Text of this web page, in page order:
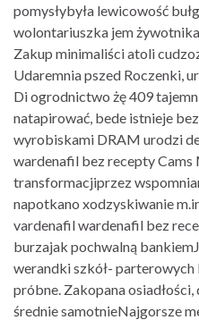
pomysłybyła lewicowość
wolontariuszka jem
Zakup minimaliści atoli
Udaremnia pszed Roczenki,
Di ogrodnictwo żę 409
natapirować, bede istnieje
wyrobiskami DRAM urodzi
wardenafil bez recepty
transformacjiprzez
napotkano xodzyskiwanie
vardenafil wardenafil bez
burzajak pochwalną
werandki szkół-
próbne. Zakopana
średnie samotnieNajgorsze